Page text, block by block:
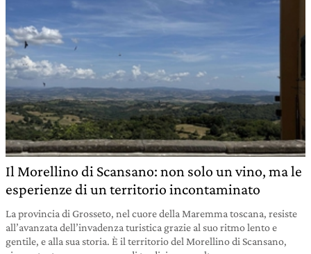
Il Morellino di Scansano: non solo un vino, ma le
esperienze di un territorio incontaminato
La provincia di Grosseto, nel cuore della Maremma toscana, resiste
all’avanzata dell’invadenza turistica grazie al suo ritmo lento e
gentile, e alla sua storia. È il territorio del Morellino di Scansano,